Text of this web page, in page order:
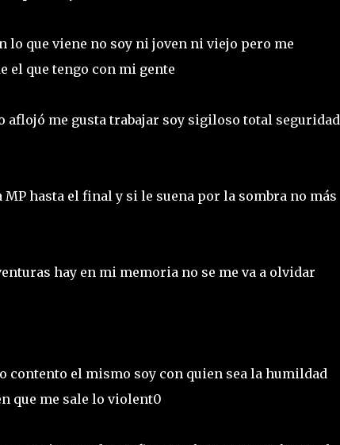
lo que viene no soy ni joven ni viejo pero me
el que tengo con mi gente
aflojó me gusta trabajar soy sigiloso total seguridad
hasta el final y si le suena por la sombra no más
hay en mi memoria no se me va a olvidar
contento el mismo soy con quien sea la humildad
que me sale lo violent0